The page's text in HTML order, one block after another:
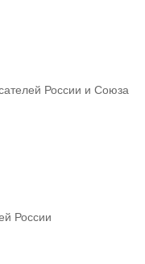
России и Союза
России